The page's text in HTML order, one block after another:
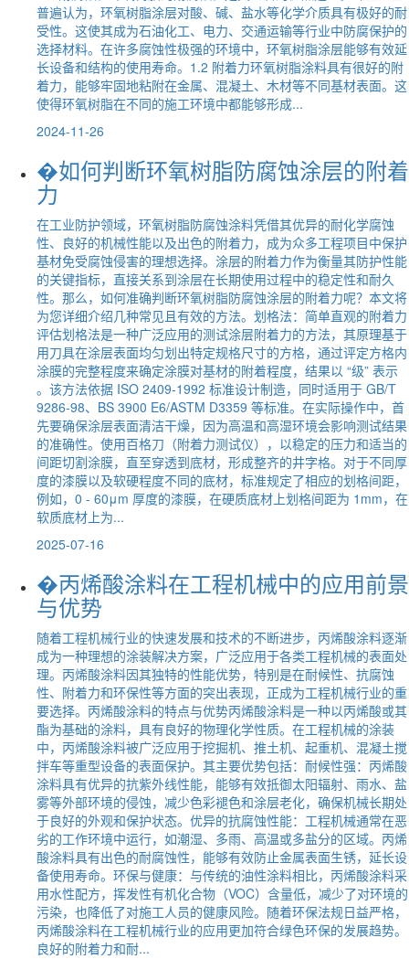
普遍认为，环氧树脂涂层对酸、碱、盐水等化学介质具有极好的耐
受性。这使其成为石油化工、电力、交通运输等行业中防腐保护的
选择材料。在许多腐蚀性极强的环境中，环氧树脂涂层能够有效延
长设备和结构的使用寿命。1.2 附着力环氧树脂涂料具有很好的附
着力，能够牢固地粘附在金属、混凝土、木材等不同基材表面。这
使得环氧树脂在不同的施工环境中都能够形成...
2024-11-26
�如何判断环氧树脂防腐蚀涂层的附着
力
在工业防护领域，环氧树脂防腐蚀涂料凭借其优异的耐化学腐蚀
性、良好的机械性能以及出色的附着力，成为众多工程项目中保护
基材免受腐蚀侵害的理想选择。涂层的附着力作为衡量其防护性能
的关键指标，直接关系到涂层在长期使用过程中的稳定性和耐久
性。那么，如何准确判断环氧树脂防腐蚀涂层的附着力呢？本文将
为您详细介绍几种常见且有效的方法。划格法：简单直观的附着力
评估划格法是一种广泛应用的测试涂层附着力的方法，其原理基于
用刀具在涂层表面均匀划出特定规格尺寸的方格，通过评定方格内
涂膜的完整程度来确定涂膜对基材的附着程度，结果以 “级” 表示
。该方法依据 ISO 2409-1992 标准设计制造，同时适用于 GB/T
9286-98、BS 3900 E6/ASTM D3359 等标准。在实际操作中，首
先要确保涂层表面清洁干燥，因为高温和高湿环境会影响测试结果
的准确性。使用百格刀（附着力测试仪），以稳定的压力和适当的
间距切割涂膜，直至穿透到底材，形成整齐的井字格。对于不同厚
度的漆膜以及软硬程度不同的底材，标准规定了相应的划格间距，
例如，0 - 60μm 厚度的漆膜，在硬质底材上划格间距为 1mm，在
软质底材上为...
2025-07-16
�丙烯酸涂料在工程机械中的应用前景
与优势
随着工程机械行业的快速发展和技术的不断进步，丙烯酸涂料逐渐
成为一种理想的涂装解决方案，广泛应用于各类工程机械的表面处
理。丙烯酸涂料因其独特的性能优势，特别是在耐候性、抗腐蚀
性、附着力和环保性等方面的突出表现，正成为工程机械行业的重
要选择。丙烯酸涂料的特点与优势丙烯酸涂料是一种以丙烯酸或其
酯为基础的涂料，具有良好的物理化学性质。在工程机械的涂装
中，丙烯酸涂料被广泛应用于挖掘机、推土机、起重机、混凝土搅
拌车等重型设备的表面保护。其主要优势包括：耐候性强：丙烯酸
涂料具有优异的抗紫外线性能，能够有效抵御太阳辐射、雨水、盐
雾等外部环境的侵蚀，减少色彩褪色和涂层老化，确保机械长期处
于良好的外观和保护状态。优异的抗腐蚀性能：工程机械通常在恶
劣的工作环境中运行，如潮湿、多雨、高温或多盐分的区域。丙烯
酸涂料具有出色的耐腐蚀性，能够有效防止金属表面生锈，延长设
备使用寿命。环保与健康：与传统的油性涂料相比，丙烯酸涂料采
用水性配方，挥发性有机化合物（VOC）含量低，减少了对环境的
污染，也降低了对施工人员的健康风险。随着环保法规日益严格，
丙烯酸涂料在工程机械行业的应用更加符合绿色环保的发展趋势。
良好的附着力和耐...